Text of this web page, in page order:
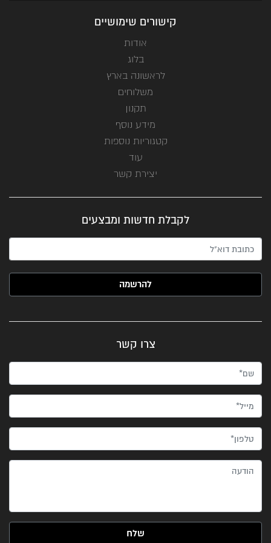
קישורים שימושיים
אודות
בלוג
לראשונה בארץ
משלוחים
תקנון
מידע נוסף
קטגוריות נוספות
עוד
יצירת קשר
לקבלת חדשות ומבצעים
האימייל שלך (חובה)
צרו קשר